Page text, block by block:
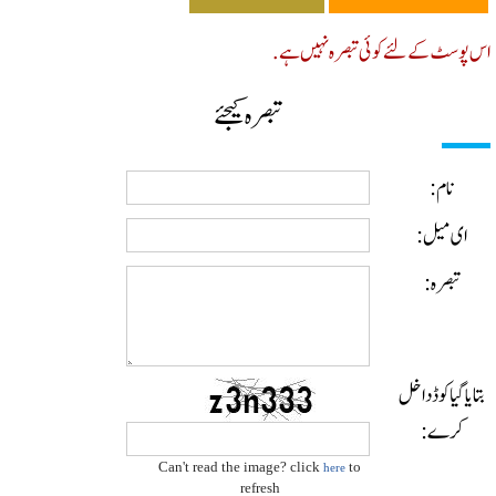
کے لئے کوئی تبصرہ نہیں ہے.
تبصرہ کیجئے
نام:
ای میل:
تبصرہ:
گیا کوڈ داخل
کرے:
Can't read the image? clickhere
refresh